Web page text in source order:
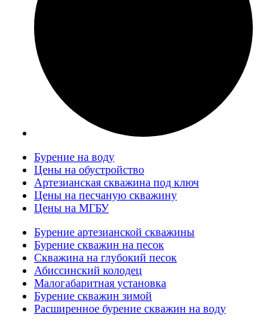
Бурение на воду
Цены на обустройство
Артезианская скважина под ключ
Цены на песчаную скважину
Цены на МГБУ
Бурение артезианской скважины
Бурение скважин на песок
Скважина на глубокий песок
Абиссинский колодец
Малогабаритная установка
Бурение скважин зимой
Расширенное бурение скважин на воду